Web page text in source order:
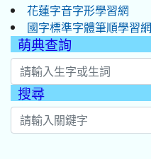
花蓮字音字形學習網
國字標準字體筆順學習網
萌典查詢
搜尋